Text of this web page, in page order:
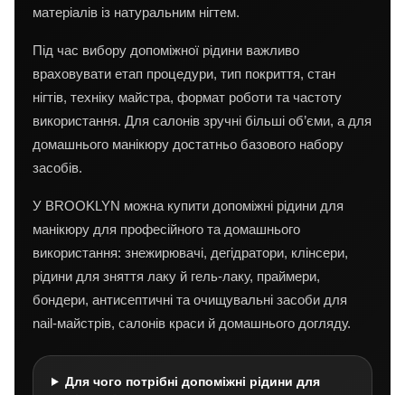
матеріалів із натуральним нігтем.
Під час вибору допоміжної рідини важливо
враховувати етап процедури, тип покриття, стан
нігтів, техніку майстра, формат роботи та частоту
використання. Для салонів зручні більші об’єми, а для
домашнього манікюру достатньо базового набору
засобів.
У BROOKLYN можна купити допоміжні рідини для
манікюру для професійного та домашнього
використання: знежирювачі, дегідратори, клінсери,
рідини для зняття лаку й гель-лаку, праймери,
бондери, антисептичні та очищувальні засоби для
nail-майстрів, салонів краси й домашнього догляду.
Для чого потрібні допоміжні рідини для